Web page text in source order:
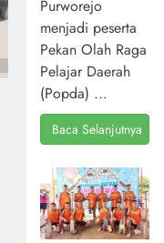
Purworejo
menjadi peserta
Pekan Olah Raga
Pelajar Daerah
(Popda) ...
Baca Selanjutnya